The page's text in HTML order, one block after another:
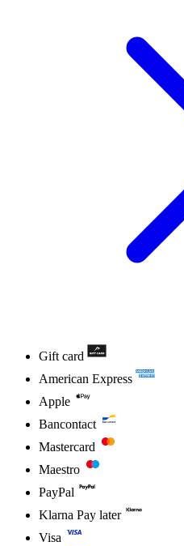
Gift card
American Express
Apple
Bancontact
Mastercard
Maestro
PayPal
Klarna Pay later
Visa